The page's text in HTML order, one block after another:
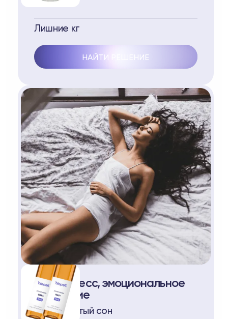
Лишние кг
НАЙТИ РЕШЕНИЕ
Сон, стресс, эмоциональное
состояние
Прерывистый сон